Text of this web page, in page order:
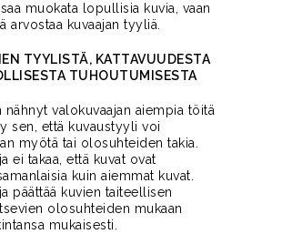
muokata lopullisia kuvia, vaan
arvostaa kuvaajan tyyliä.
TYYLISTÄ, KATTAVUUDESTA
TUHOUTUMISESTA
nähnyt valokuvaajan aiempia töitä
sen, että kuvaustyyli voi
myötä tai olosuhteiden takia.
ei takaa, että kuvat ovat
kuin aiemmat kuvat.
päättää kuvien taiteellisen
olosuhteiden mukaan
mukaisesti.